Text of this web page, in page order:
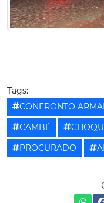
Tags:
CONFRONTO
CAMBÉ
PROCURADO